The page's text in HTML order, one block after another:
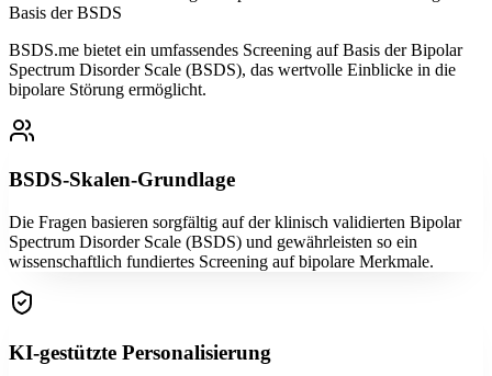
Basis der BSDS
BSDS.me bietet ein umfassendes Screening auf Basis der Bipolar
Spectrum Disorder Scale (BSDS), das wertvolle Einblicke in die
bipolare Störung ermöglicht.
BSDS-Skalen-Grundlage
Die Fragen basieren sorgfältig auf der klinisch validierten Bipolar
Spectrum Disorder Scale (BSDS) und gewährleisten so ein
wissenschaftlich fundiertes Screening auf bipolare Merkmale.
KI-gestützte Personalisierung